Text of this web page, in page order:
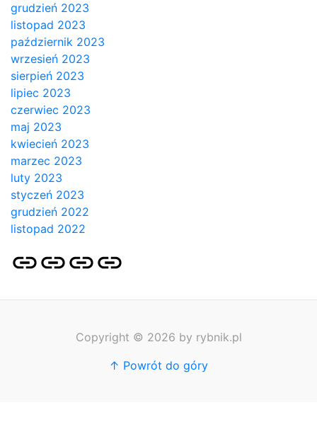
grudzień 2023
listopad 2023
październik 2023
wrzesień 2023
sierpień 2023
lipiec 2023
czerwiec 2023
maj 2023
kwiecień 2023
marzec 2023
luty 2023
styczeń 2023
grudzień 2022
listopad 2022
Strona
główna
Pozycjonowanie
Stron
SKLEP
SEO
BLOG
Copyright © 2026 by rybnik.pl
↑ Powrót do góry